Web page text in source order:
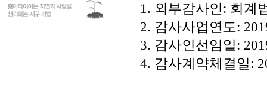
1. 외부감사인: 회계
2. 감사사업연도:
3. 감사인선임일:
4. 감사계약체결일: